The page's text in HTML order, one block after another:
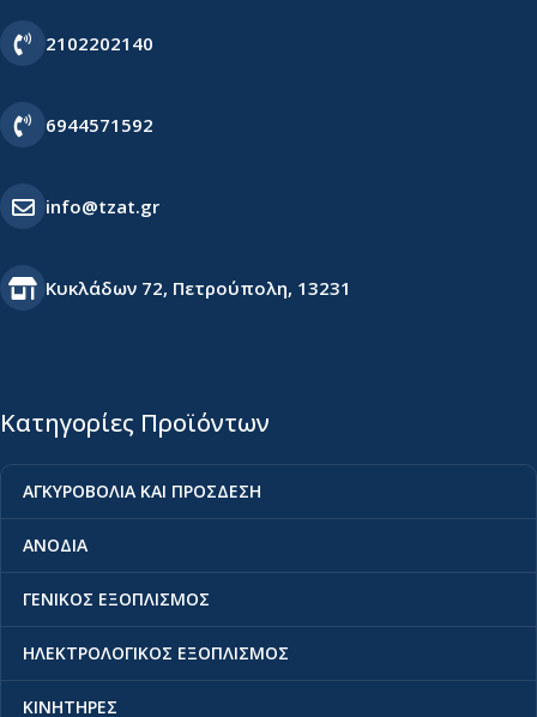
2102202140
6944571592
info@tzat.gr
Κυκλάδων 72, Πετρούπολη, 13231
Κατηγορίες Προϊόντων
ΑΓΚΥΡΟΒΟΛΙΑ ΚΑΙ ΠΡΟΣΔΕΣΗ
ΑΝΟΔΙΑ
ΓΕΝΙΚΟΣ ΕΞΟΠΛΙΣΜΟΣ
ΗΛΕΚΤΡΟΛΟΓΙΚΟΣ ΕΞΟΠΛΙΣΜΟΣ
ΚΙΝΗΤΗΡΕΣ